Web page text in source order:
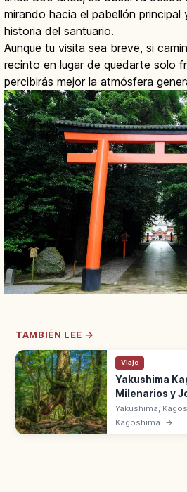
mirando hacia el pabellón principal
historia del santuario.
Aunque tu visita sea breve, si
recinto en lugar de quedarte solo
percibirás mejor la atmósfera
TAMBIÉN LEE →
Viaje
Yakushima
Milenarios y
Yakushima,
Natural UNESCO
de yakusugi
Kagoshima →